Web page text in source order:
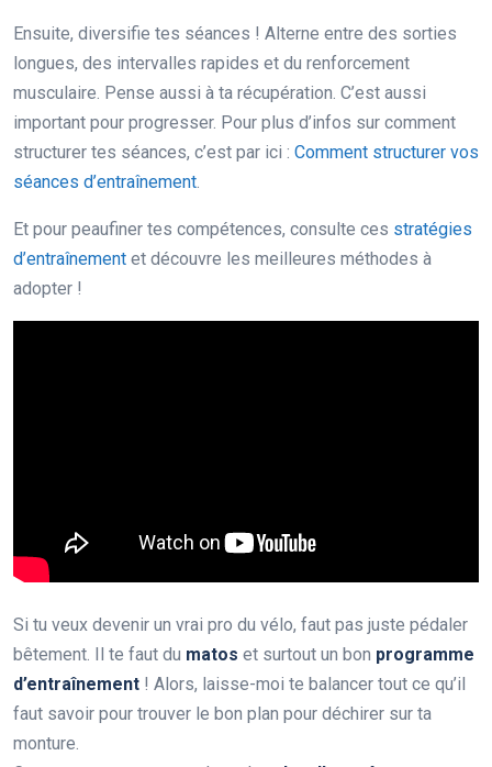
Ensuite, diversifie tes séances ! Alterne entre des sorties
longues, des intervalles rapides et du renforcement
musculaire. Pense aussi à ta récupération. C’est aussi
important pour progresser. Pour plus d’infos sur comment
structurer tes séances, c’est par ici : Comment structurer vos
séances d’entraînement.
Et pour peaufiner tes compétences, consulte ces stratégies
d’entraînement et découvre les meilleures méthodes à
adopter !
Si tu veux devenir un vrai pro du vélo, faut pas juste pédaler
bêtement. Il te faut du matos et surtout un bon programme
d’entraînement ! Alors, laisse-moi te balancer tout ce qu’il
faut savoir pour trouver le bon plan pour déchirer sur ta
monture.